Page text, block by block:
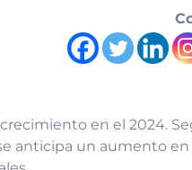
en el 2024.
anticipa un aumento